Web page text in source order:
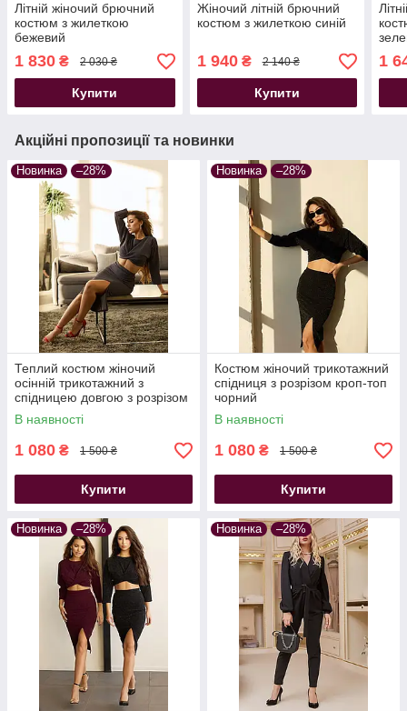
Літній жіночий брючний
костюм з жилеткою
бежевий
1 830 ₴ 2 030 ₴
Купити
Жіночий літній брючний
костюм з жилеткою синій
1 940₴ 2 140 ₴
Купити
1
Акційні пропозиції та новинки
Новинка –28%
Теплий костюм жіночий
осінній трикотажний з
спідницею довгою з розрізом
сірий
В наявності
1 080 ₴ 1 500 ₴
Купити
Новинка –28%
Костюм жіночий трикотажний
спідниця з розрізом кроп-топ
чорний
В наявності
1 080 ₴ 1 500 ₴
Купити
Новинка –28% Новинка –28%